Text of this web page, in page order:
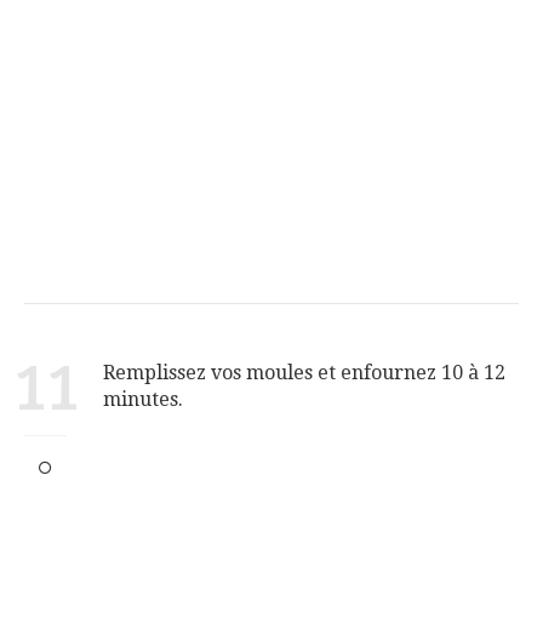
11
Remplissez vos moules et enfournez 10 à 12
minutes.